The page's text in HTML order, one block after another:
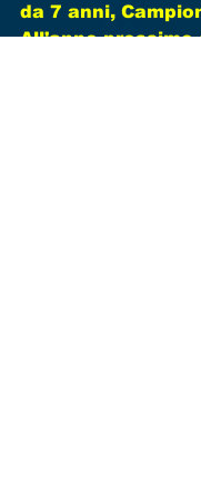
da 7 anni,
All'anno